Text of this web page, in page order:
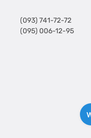
(093) 741-72-72
(095) 006-12-95